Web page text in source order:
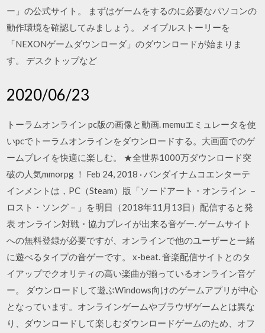
ー」の公式サイト。 まずはゲームをするのに必要なパソコンの
動作環境を確認してみましょう。 メイプルストーリーを
「NEXONゲームダウンローダ」のダウンロードが始まりま
す。 デスクトップなど
2020/06/23
トーラムオンライン pc版の画像と動画. memuエミュレータを使
いpcでトーラムオンラインをダウンロードする。大画面でのゲ
ームプレイを快適に楽しむ。 ★全世界1000万ダウンロード突
破の人気mmorpg ！ Feb 24, 2018 · バンダイナムコエンターテ
インメントは，PC（Steam）版「ソードアート・オンライン －
ロスト・ソング－」を明日（2018年11月13日）配信すると発
表 オンライン対戦・協力プレイが出来る音ゲー. ゲームサイト
への無料登録が必要ですが、オンラインで他のユーザーと一緒
に遊べるタイプの音ゲーです。 x-beat. 音楽配信サイトとのタ
イアップでクオリティの高い楽曲が揃っているオンライン音ゲ
ー。 ダウンロードして遊ぶWindows向けのゲームアプリが中心
となっています。オンラインゲームやブラウザゲームとは異な
り、ダウンロードして楽しむダウンロードゲームのため、オフ